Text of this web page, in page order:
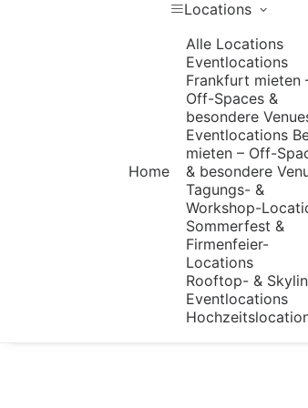
Home
Locations
Alle Locations
Eventlocations
Frankfurt mieten
Off-Spaces &
besondere
Eventlocations
mieten – Off-
& besondere
Tagungs- &
Workshop-
Sommerfest &
Firmenfeier-
Locations
Rooftop- &
Eventlocations